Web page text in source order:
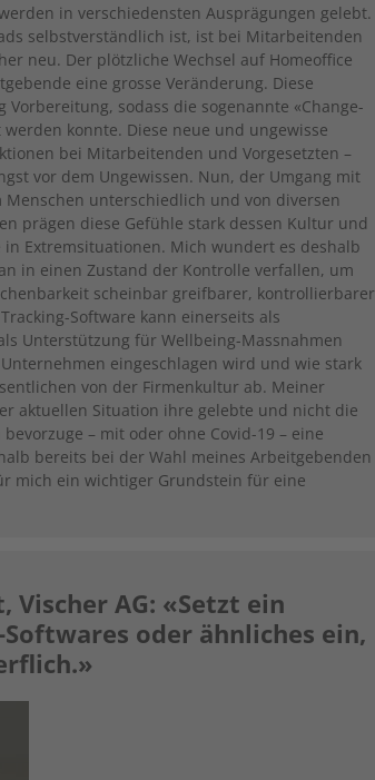
in verschiedensten Ausprägungen gelebt.
selbstverständlich ist, ist bei Mitarbeitenden
neu. Der plötzliche Wechsel auf Homeoffice
eine grosse Veränderung. Diese
sodass die sogenannte «Change-
konnte. Diese neue und ungewisse
bei Mitarbeitenden und Vorgesetzten –
vor dem Ungewissen. Nun, der Umgang mit
unterschiedlich und von diversen
prägen diese Gefühle stark dessen Kultur und
Extremsituationen. Mich wundert es deshalb
in einen Zustand der Kontrolle verfallen, um
scheinbar greifbarer, kontrollierbarer
Software kann einerseits als
Unterstützung für Wellbeing-Massnahmen
eingeschlagen wird und wie stark
von der Firmenkultur ab. Meiner
aktuellen Situation ihre gelebte und nicht die
– mit oder ohne Covid-19 – eine
bereits bei der Wahl meines Arbeitgebenden
mich ein wichtiger Grundstein für eine
Vischer AG: «Setzt ein
oder ähnliches ein,